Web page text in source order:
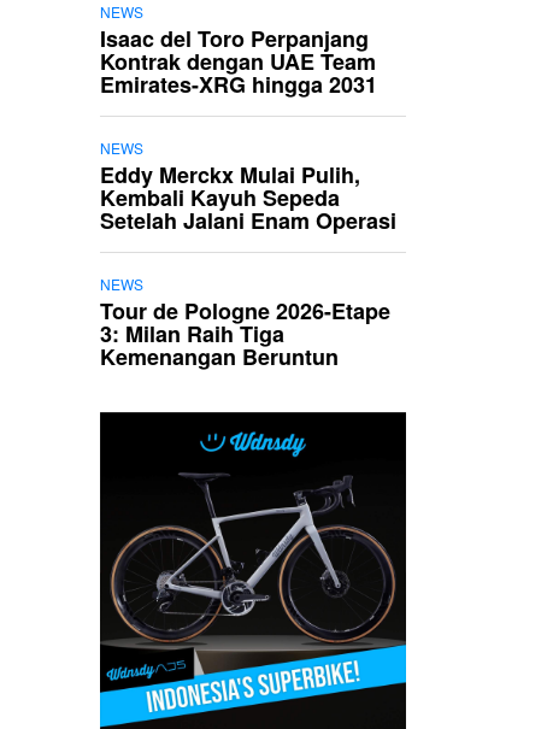
NEWS
Isaac del Toro Perpanjang
Kontrak dengan UAE Team
Emirates-XRG hingga 2031
NEWS
Eddy Merckx Mulai Pulih,
Kembali Kayuh Sepeda
Setelah Jalani Enam Operasi
NEWS
Tour de Pologne 2026-Etape
3: Milan Raih Tiga
Kemenangan Beruntun